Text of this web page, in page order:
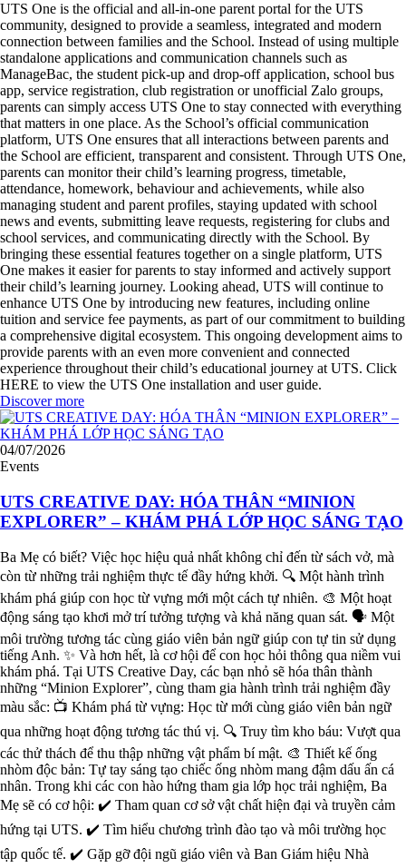
UTS One is the official and all-in-one parent portal for the UTS
community, designed to provide a seamless, integrated and modern
connection between families and the School. Instead of using multiple
standalone applications and communication channels such as
ManageBac, the student pick-up and drop-off application, school bus
app, service registration, club registration or unofficial Zalo groups,
parents can simply access UTS One to stay connected with everything
that matters in one place. As the School’s official communication
platform, UTS One ensures that all interactions between parents and
the School are efficient, transparent and consistent. Through UTS One,
parents can monitor their child’s learning progress, timetable,
attendance, homework, behaviour and achievements, while also
managing student and parent profiles, staying updated with school
news and events, submitting leave requests, registering for clubs and
school services, and communicating directly with the School. By
bringing these essential features together on a single platform, UTS
One makes it easier for parents to stay informed and actively support
their child’s learning journey. Looking ahead, UTS will continue to
enhance UTS One by introducing new features, including online
tuition and service fee payments, as part of our commitment to building
a comprehensive digital ecosystem. This ongoing development aims to
provide parents with an even more convenient and connected
experience throughout their child’s educational journey at UTS. Click
HERE to view the UTS One installation and user guide.
Discover more
04/07/2026
Events
UTS CREATIVE DAY: HÓA THÂN “MINION
EXPLORER” – KHÁM PHÁ LỚP HỌC SÁNG TẠO
Ba Mẹ có biết? Việc học hiệu quả nhất không chỉ đến từ sách vở, mà
còn từ những trải nghiệm thực tế đầy hứng khởi. 🔍 Một hành trình
khám phá giúp con học từ vựng mới một cách tự nhiên. 🎨 Một hoạt
động sáng tạo khơi mở trí tưởng tượng và khả năng quan sát. 🗣️ Một
môi trường tương tác cùng giáo viên bản ngữ giúp con tự tin sử dụng
tiếng Anh. ✨ Và hơn hết, là cơ hội để con học hỏi thông qua niềm vui
khám phá. Tại UTS Creative Day, các bạn nhỏ sẽ hóa thân thành
những “Minion Explorer”, cùng tham gia hành trình trải nghiệm đầy
màu sắc: 📺 Khám phá từ vựng: Học từ mới cùng giáo viên bản ngữ
qua những hoạt động tương tác thú vị. 🔍 Truy tìm kho báu: Vượt qua
các thử thách để thu thập những vật phẩm bí mật. 🎨 Thiết kế ống
nhòm độc bản: Tự tay sáng tạo chiếc ống nhòm mang đậm dấu ấn cá
nhân. Trong khi các con hào hứng tham gia lớp học trải nghiệm, Ba
Mẹ sẽ có cơ hội: ✔️ Tham quan cơ sở vật chất hiện đại và truyền cảm
hứng tại UTS. ✔️ Tìm hiểu chương trình đào tạo và môi trường học
tập quốc tế. ✔️ Gặp gỡ đội ngũ giáo viên và Ban Giám hiệu Nhà